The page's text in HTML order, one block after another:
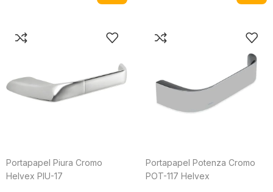
Portapapel Piura Cromo
Helvex PIU-17
Portapapel Potenza Cromo
POT-117 Helvex